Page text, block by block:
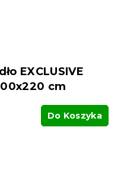
EXCLUSIVE
cm
Do Koszyka